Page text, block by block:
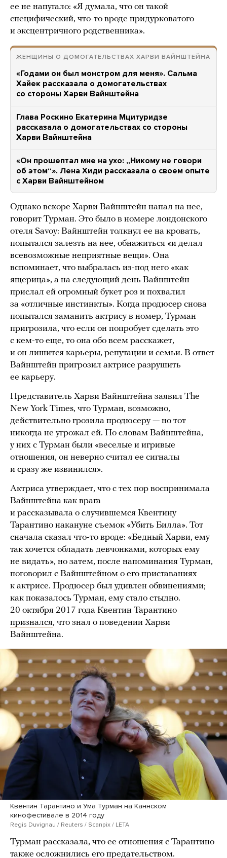
ее не напугало: «Я думала, что он такой
специфический, что-то вроде придурковатого
и эксцентричного родственника».
ЖЕНЩИНЫ О ДОМОГАТЕЛЬСТВАХ ХАРВИ ВАЙНШТЕЙНА
«Годами он был монстром для меня». Сальма
Хайек рассказала о домогательствах
со стороны Харви Вайнштейна
Глава Роскино Екатерина Мцитуридзе
рассказала о домогательствах со стороны
Харви Вайнштейна
«Он прошептал мне на ухо: „Никому не говори
об этом“». Лена Хиди рассказала о своем опыте
с Харви Вайнштейном
Однако вскоре Харви Вайнштейн напал на нее,
говорит Турман. Это было в номере лондонского
отеля Savoy: Вайнштейн толкнул ее на кровать,
попытался залезть на нее, обнажиться «и делал
всевозможные неприятные вещи». Она
вспоминает, что выбралась из-под него «как
ящерица», а на следующий день Вайнштейн
прислал ей огромный букет роз и похвалил
за «отличные инстинкты». Когда продюсер снова
попытался заманить актрису в номер, Турман
пригрозила, что если он попробует сделать это
с кем-то еще, то она обо всем расскажет,
и он лишится карьеры, репутации и семьи. В ответ
Вайнштейн пригрозил актрисе разрушить
ее карьеру.
Представитель Харви Вайнштейна заявил The
New York Times, что Турман, возможно,
действительно грозила продюсеру — но тот
никогда не угрожал ей. По словам Вайнштейна,
у них с Турман были «веселые и игривые
отношения, он неверно считал ее сигналы
и сразу же извинился».
Актриса утверждает, что с тех пор воспринимала
Вайнштейна как врага
и рассказывала о случившемся Квентину
Тарантино накануне съемок «Убить Билла». Тот
сначала сказал что-то вроде: «Бедный Харви, ему
так хочется обладать девчонками, которых ему
не видать», но затем, после напоминания Турман,
поговорил с Вайнштейном о его приставаниях
к актрисе. Продюсер был удивлен обвинениями;
как показалось Турман, ему стало стыдно.
20 октября 2017 года Квентин Тарантино
признался, что знал о поведении Харви
Вайнштейна.
Квентин Тарантино и Ума Турман на Каннском
кинофестивале в 2014 году
Regis Duvignau / Reuters / Scanpix / LETA
Турман рассказала, что ее отношения с Тарантино
также осложнились его предательством.